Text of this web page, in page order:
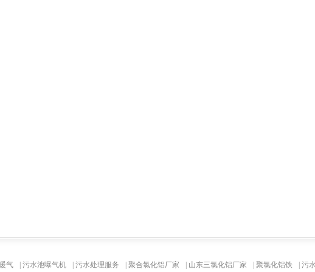
气 污水池曝气机 污水处理服务 聚合氯化铝厂家 山东三氯化铝厂家 聚氯化铝铁 污